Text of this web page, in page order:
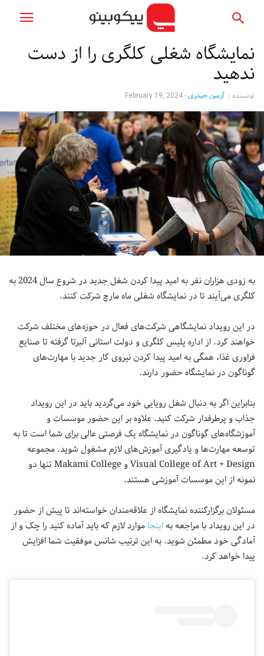
نمایشگاه شغلی کلگری را از دست
ندهید
نویسنده : آرمین حیدری-
February 19, 2024
به زودی هزاران نفر به امید پیدا کردن شغل جدید در شروع سال 2024 به
کلگری می‌آیند تا در نمایشگاه شغلی ماه مارچ شرکت کنند.
در این رویداد نمایشگاهی شرکت‌های فعال در حوزه‌های مختلف شرکت
خواهند کرد. از اداره پلیس کلگری و دولت استانی آلبرتا گرفته تا صنایع
فراوری غذا، همگی به امید پیدا کردن نیروی کار جدید با مهارت‌های
گوناگون در نمایشگاه حضور دارند.
بنابراین اگر به دنبال شغل رویایی خود می‌گردید باید در این رویداد
جذاب و پرطرفدار شرکت کنید. علاوه بر این حضور موسسات و
آموزشگاه‌های گوناگون در نمایشگاه یک فرصتی عالی برای شما است تا به
توسعه مهارت‌ها و یادگیری آموزش‌های لازم مشغول شوید. مجموعه
Visual College of Art + Design و Makami College تنها دو
نمونه از این موسسات آموزشی هستند.
مسئولان برگزارکننده نمایشگاه از علاقه‌مندان خواسته‌اند تا پیش از حضور
در این رویداد با مراجعه بهاینجاموارد لازم که باید آماده کنید را چک و از
آمادگی خود مطمئن شوید. به این ترتیب شانس موفقیت شما افزایش
پیدا خواهد کرد.